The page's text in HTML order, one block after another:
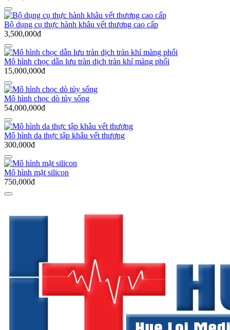
Bộ dụng cụ thực hành khâu vết thương cao cấp
3,500,000đ
Mô hình chọc dẫn lưu tràn dịch tràn khí màng phổi
15,000,000đ
Mô hình chọc dò tủy sống
54,000,000đ
Mô hình da thực tập khâu vết thương
300,000đ
Mô hình mặt silicon
750,000đ